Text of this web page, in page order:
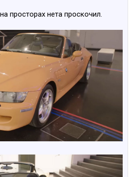
просторах нета проскочил.